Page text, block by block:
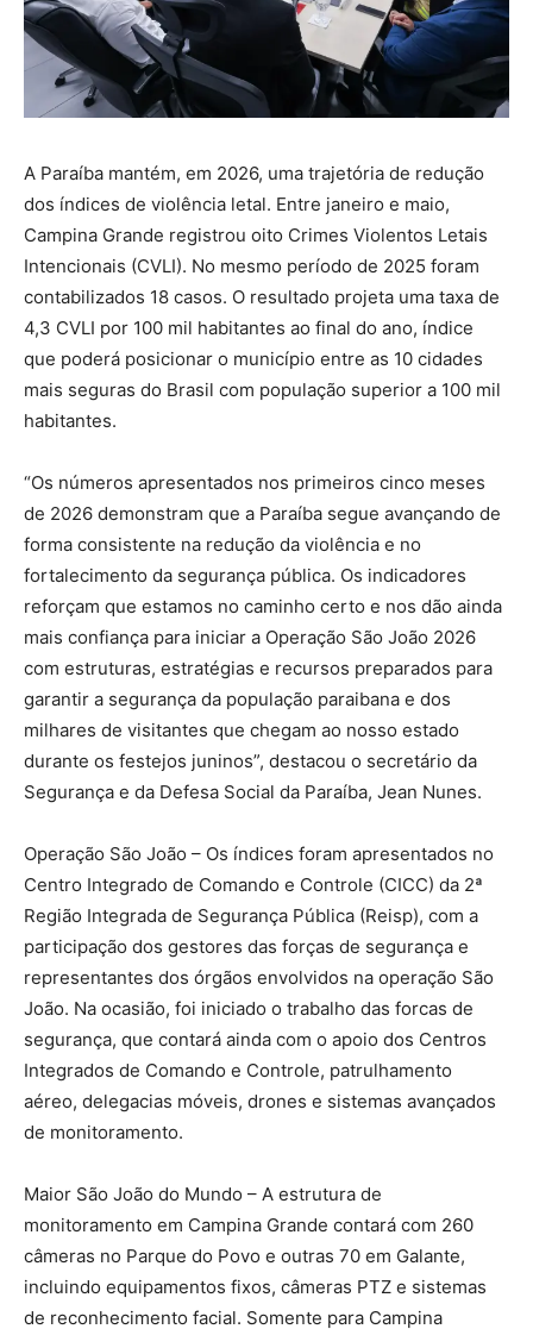
A Paraíba mantém, em 2026, uma trajetória de redução
dos índices de violência letal. Entre janeiro e maio,
Campina Grande registrou oito Crimes Violentos Letais
Intencionais (CVLI). No mesmo período de 2025 foram
contabilizados 18 casos. O resultado projeta uma taxa de
4,3 CVLI por 100 mil habitantes ao final do ano, índice
que poderá posicionar o município entre as 10 cidades
mais seguras do Brasil com população superior a 100 mil
habitantes.
“Os números apresentados nos primeiros cinco meses
de 2026 demonstram que a Paraíba segue avançando de
forma consistente na redução da violência e no
fortalecimento da segurança pública. Os indicadores
reforçam que estamos no caminho certo e nos dão ainda
mais confiança para iniciar a Operação São João 2026
com estruturas, estratégias e recursos preparados para
garantir a segurança da população paraibana e dos
milhares de visitantes que chegam ao nosso estado
durante os festejos juninos”, destacou o secretário da
Segurança e da Defesa Social da Paraíba, Jean Nunes.
Operação São João – Os índices foram apresentados no
Centro Integrado de Comando e Controle (CICC) da 2ª
Região Integrada de Segurança Pública (Reisp), com a
participação dos gestores das forças de segurança e
representantes dos órgãos envolvidos na operação São
João. Na ocasião, foi iniciado o trabalho das forcas de
segurança, que contará ainda com o apoio dos Centros
Integrados de Comando e Controle, patrulhamento
aéreo, delegacias móveis, drones e sistemas avançados
de monitoramento.
Maior São João do Mundo – A estrutura de
monitoramento em Campina Grande contará com 260
câmeras no Parque do Povo e outras 70 em Galante,
incluindo equipamentos fixos, câmeras PTZ e sistemas
de reconhecimento facial. Somente para Campina